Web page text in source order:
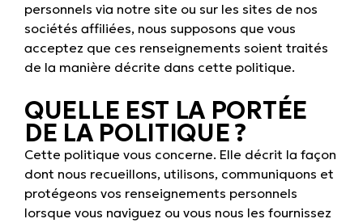
personnels via notre site ou sur les sites de nos
sociétés affiliées, nous supposons que vous
acceptez que ces renseignements soient traités
de la manière décrite dans cette politique.
QUELLE EST LA PORTÉE
DE LA POLITIQUE ?
Cette politique vous concerne. Elle décrit la façon
dont nous recueillons, utilisons, communiquons et
protégeons vos renseignements personnels
lorsque vous naviguez ou vous nous les fournissez